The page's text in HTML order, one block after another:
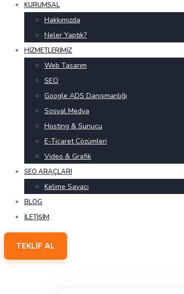
KURUMSAL
Hakkımızda
Neler Yaptık?
HIZMETLERIMIZ
Web Tasarım
SEO
Google ADS Danışmanlığı
Sosyal Medya
Hosting & Sunucu
E-Ticaret Çözümleri
Video & Grafik
SEO ARAÇLARI
Kelime Sayacı
BLOG
İLETIŞIM
TEKLIF AL